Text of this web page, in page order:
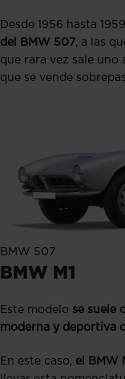
Desde 1956 hasta 1959
del BMW 507, a las
que rara vez sale uno
que se vende
BMW 507
BMW M1
Este modelo se suele
moderna y deportiva
En este caso, el BMW